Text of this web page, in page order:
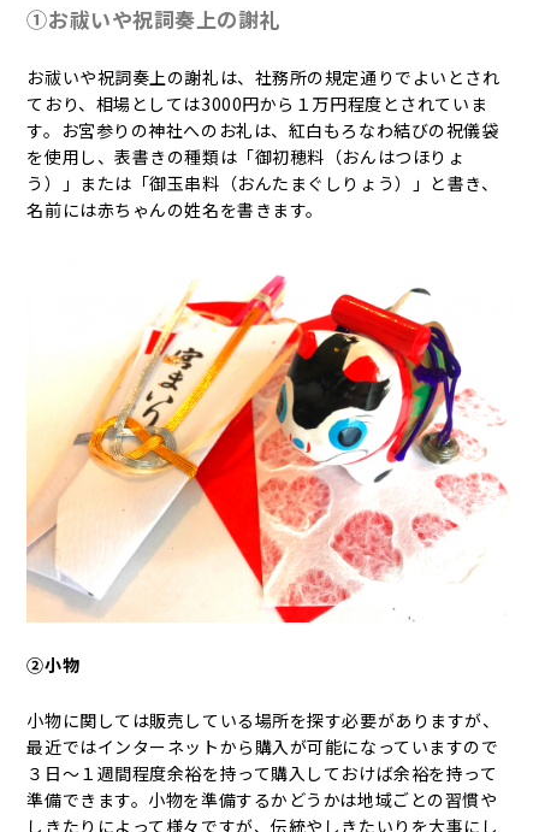
①お祓いや祝詞奏上の謝礼
お祓いや祝詞奏上の謝礼は、社務所の規定通りでよいとされ
ており、相場としては3000円から１万円程度とされていま
す。お宮参りの神社へのお礼は、紅白もろなわ結びの祝儀袋
を使用し、表書きの種類は「御初穂料（おんはつほりょ
う）」または「御玉串料（おんたまぐしりょう）」と書き、
名前には赤ちゃんの姓名を書きます。
②小物
小物に関しては販売している場所を探す必要がありますが、
最近ではインターネットから購入が可能になっていますので
３日～１週間程度余裕を持って購入しておけば余裕を持って
準備できます。小物を準備するかどうかは地域ごとの習慣や
しきたりによって様々ですが、伝統やしきたいりを大事にし